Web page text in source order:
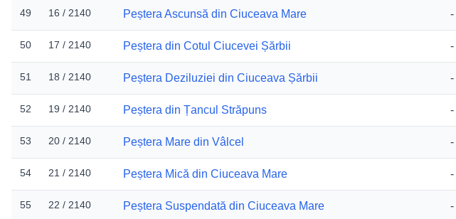
49 16 / 2140 Peștera Ascunsă din Ciuceava Mare -
50 17 / 2140 Peștera din Cotul Ciucevei Șărbii -
51 18 / 2140 Peștera Deziluziei din Ciuceava Șărbii -
52 19 / 2140 Peștera din Țancul Străpuns -
53 20 / 2140 Peștera Mare din Vâlcel -
54 21 / 2140 Peștera Mică din Ciuceava Mare -
55 22 / 2140 Peștera Suspendată din Ciuceava Mare -